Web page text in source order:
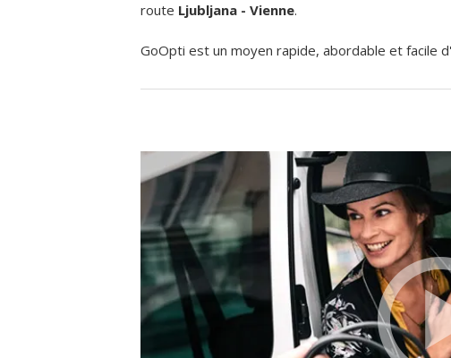
route Ljubljana - Vienne.
GoOpti est un moyen rapide, abordable et facile